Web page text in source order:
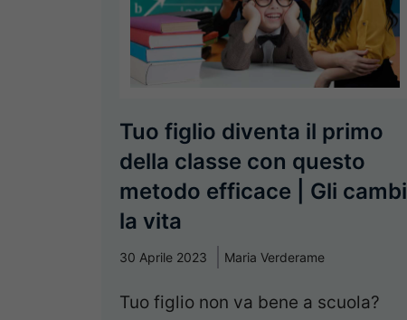
Tuo figlio diventa il primo
della classe con questo
metodo efficace | Gli cambi
la vita
30 Aprile 2023 Maria Verderame
Tuo figlio non va bene a scuola?